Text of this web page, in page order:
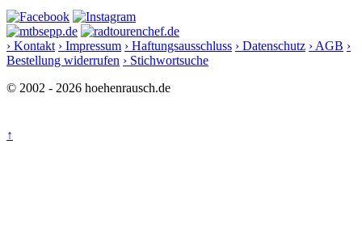
› Kontakt › Impressum › Haftungsausschluss › Datenschutz › AGB ›
Bestellung widerrufen › Stichwortsuche
© 2002 - 2026 hoehenrausch.de
↑